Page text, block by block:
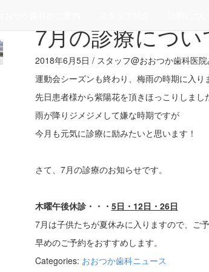
7月の診療につい
2018年6月5日 / スタッフ@おおつか歯科医院
運動会シーズンも終わり、梅雨の時期に入り
先日患者様から紫陽花を頂きほっこりしま
雨が降りジメジメして嫌な時期ですが
今月も元気に診療に励みたいと思います！
さて、7月の診療のお知らせです。
木曜午後休診・・・ 5日・12日・26日
7月は子供たちが夏休みに入りますので、ご
早めのご予約をおすすめします。
Categories: おおつか歯科ニュース